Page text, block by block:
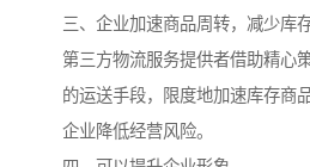
三、企业加速商品周转，减少库
第三方物流服务提供者借助精心
的运送手段，限度地加速库存商
企业降低经营风险。